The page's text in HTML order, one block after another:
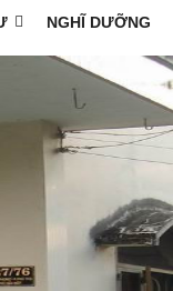
NGHĨ DƯỠNG